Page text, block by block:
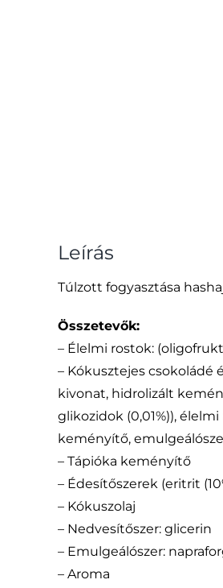
Leírás
Túlzott fogyasztása
Összetevők:
– Élelmi rostok:
– Kókusztejes csokoládé
kivonat, hidrolizált
glikozidok (0,01%)),
keményítő,
– Tápióka keményítő
– Édesítőszerek (eritrit
– Kókuszolaj
– Nedvesítőszer: glicerin
– Emulgeálószer:
– Aroma